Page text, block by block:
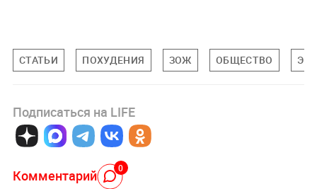
СТАТЬИ ПОХУДЕНИЯ ЗОЖ ОБЩЕСТВО
Подписаться на LIFE
Комментарий 0